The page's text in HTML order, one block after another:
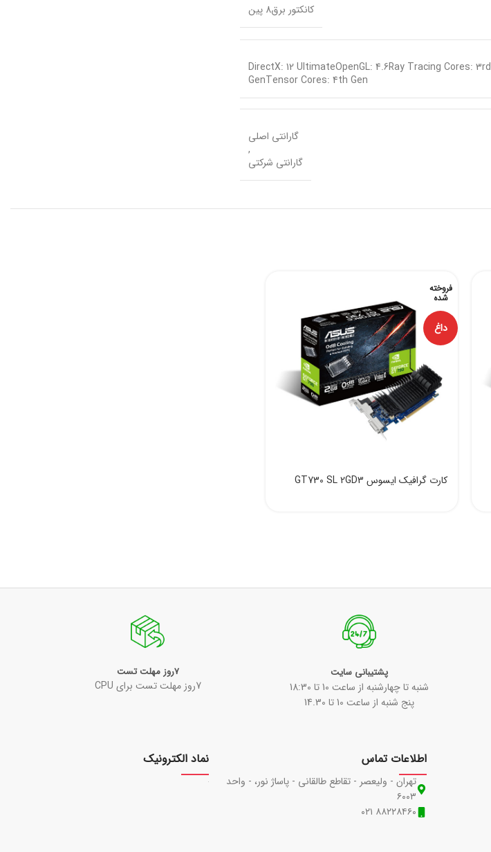
کانکتور برق8 پین
مشخصات تکمیلیDirectX: 12 UltimateOpenGL: 4.6Ray Tracing Cores: 3rd
GenTensor Cores: 4th Gen
گارانتی اصلی
,
گارانتی شرکتی
فروخته
شده
داغ
کارت گرافیک ایسوس GT730 SL 2GD3
پشتیبانی سایت
شنبه تا چهارشنبه از ساعت 10 تا 18:30
پنج شنبه از ساعت 10 تا 14.30
7روز مهلت تست
7روز مهلت تست برای CPU
اطلاعات تماس
تهران - ولیعصر - تقاطع طالقانی - پاساژ نور، - واحد
۶۰۰۳
۸۸۲۲۸۴۶۰ ۰۲۱
نماد الکترونیک